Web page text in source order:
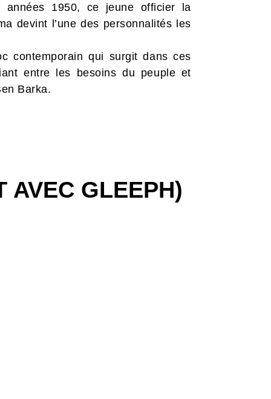
années 1950, ce jeune officier la
devint l’une des personnalités les
contemporain qui surgit dans ces
entre les besoins du peuple et
Barka.
AVEC GLEEPH)